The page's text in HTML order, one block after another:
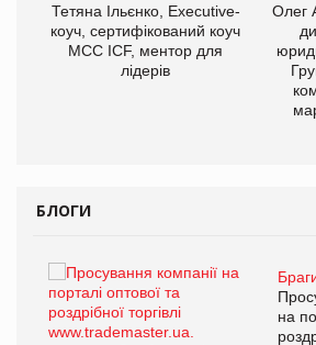
Тетяна Ільєнко, Executive-
коуч, сертифікований коуч
МСС ICF, ментор для
лідерів
Олег
БЛОГИ
на